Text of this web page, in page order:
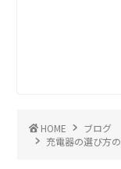
HOME
ブログ
充電器の選び方